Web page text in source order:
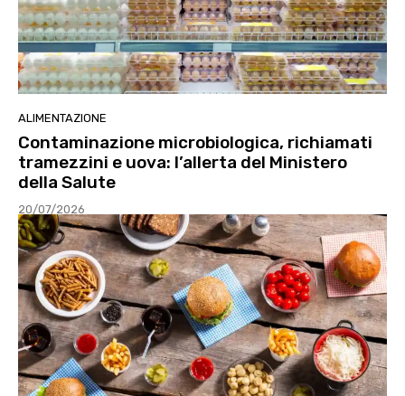
ALIMENTAZIONE
Contaminazione microbiologica, richiamati
tramezzini e uova: l’allerta del Ministero
della Salute
20/07/2026